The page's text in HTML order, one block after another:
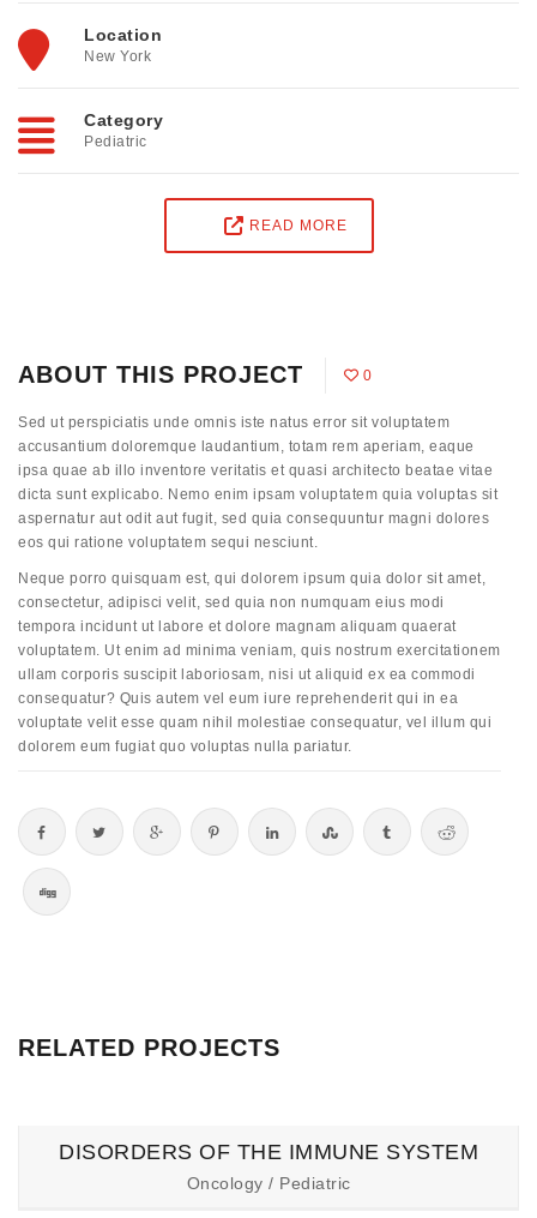
Location
New York
Category
Pediatric
READ MORE
ABOUT THIS PROJECT 0
Sed ut perspiciatis unde omnis iste natus error sit voluptatem
accusantium doloremque laudantium, totam rem aperiam, eaque
ipsa quae ab illo inventore veritatis et quasi architecto beatae vitae
dicta sunt explicabo. Nemo enim ipsam voluptatem quia voluptas sit
aspernatur aut odit aut fugit, sed quia consequuntur magni dolores
eos qui ratione voluptatem sequi nesciunt.
Neque porro quisquam est, qui dolorem ipsum quia dolor sit amet,
consectetur, adipisci velit, sed quia non numquam eius modi
tempora incidunt ut labore et dolore magnam aliquam quaerat
voluptatem. Ut enim ad minima veniam, quis nostrum exercitationem
ullam corporis suscipit laboriosam, nisi ut aliquid ex ea commodi
consequatur? Quis autem vel eum iure reprehenderit qui in ea
voluptate velit esse quam nihil molestiae consequatur, vel illum qui
dolorem eum fugiat quo voluptas nulla pariatur.
RELATED PROJECTS
DISORDERS OF THE IMMUNE SYSTEM
Oncology / Pediatric